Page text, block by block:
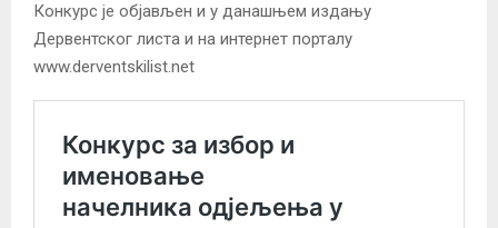
Конкурс је објављен и у данашњем издању
Дервентског листа и на интернет порталу
www.derventskilist.net